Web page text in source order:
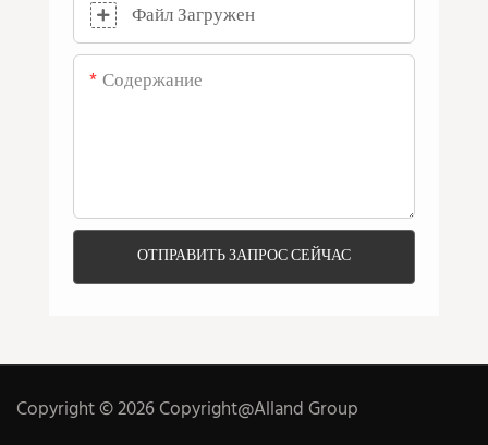
Файл Загружен
Содержание
ОТПРАВИТЬ ЗАПРОС СЕЙЧАС
Copyright © 2026 Copyright@Alland Group